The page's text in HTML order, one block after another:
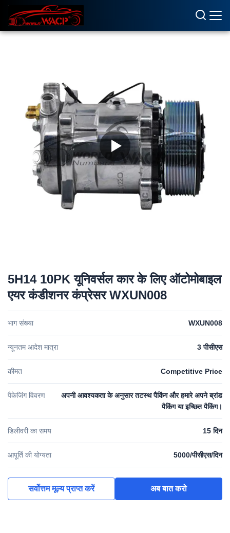
5H14 10PK यूनिवर्सल कार के लिए ऑटोमोबाइल
एयर कंडीशनर कंप्रेसर WXUN008
भाग संख्या WXUN008
न्यूनतम आदेश मात्रा 3 पीसीएस
कीमत Competitive Price
पैकेजिंग विवरण
अपनी आवश्यकता के अनुसार तटस्थ पैकिंग और हमारे अपने ब्रांड
पैकिंग या इच्छित पैकिंग।
डिलीवरी का समय 15 दिन
आपूर्ति की योग्यता 5000/पीसीएस/दिन
सर्वोत्तम मूल्य प्राप्त करें अब बात करो